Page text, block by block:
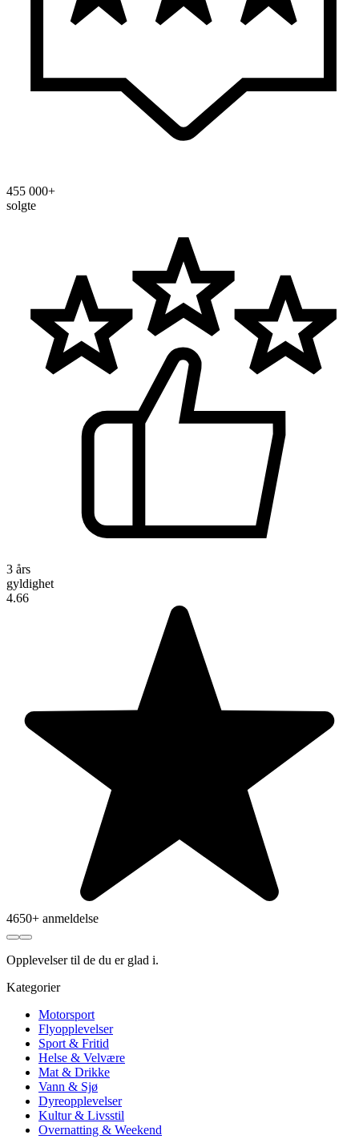
455 000+
solgte
3 års
gyldighet
4.66
4650+ anmeldelse
Opplevelsertil de du er glad i.
Kategorier
Motorsport
Flyopplevelser
Sport & Fritid
Helse & Velvære
Mat & Drikke
Vann & Sjø
Dyreopplevelser
Kultur & Livsstil
Overnatting & Weekend